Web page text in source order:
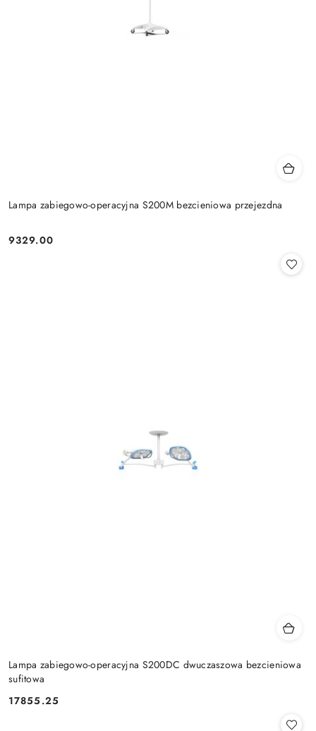
Lampa zabiegowo-operacyjna S200M bezcieniowa przejezdna
Cena:
9329.00
Lampa zabiegowo-operacyjna S200DC dwuczaszowa bezcieniowa
sufitowa
Cena:
17855.25